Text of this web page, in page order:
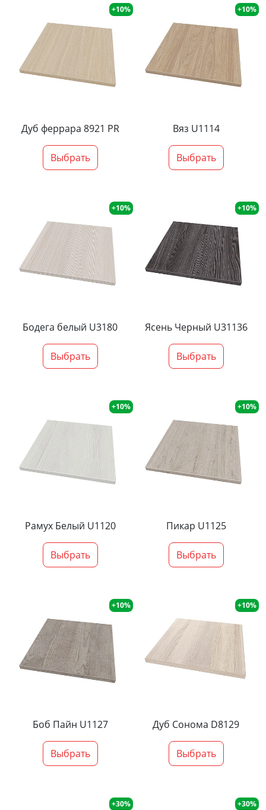
+10%
Дуб феррара 8921 PR
Выбрать
+10%
Вяз U1114
Выбрать
+10%
Бодега белый U3180
Выбрать
+10%
Ясень Черный U31136
Выбрать
+10%
Рамух Белый U1120
Выбрать
+10%
Пикар U1125
Выбрать
+10%
Боб Пайн U1127
Выбрать
+10%
Дуб Сонома D8129
Выбрать
+30% +30%